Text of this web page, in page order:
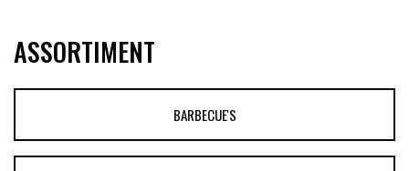
ASSORTIMENT
BARBECUE'S